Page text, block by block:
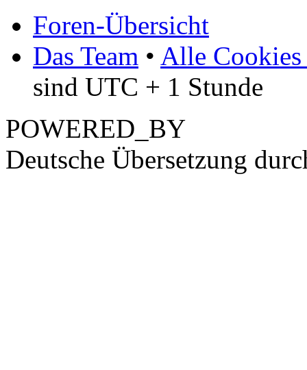
Foren-Übersicht
Das Team • Alle Cookies
sind UTC + 1 Stunde
POWERED_BY
Deutsche Übersetzung